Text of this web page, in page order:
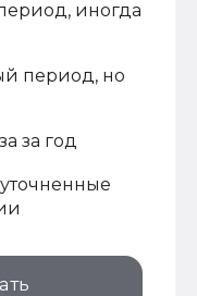
иногда
период, но
за год